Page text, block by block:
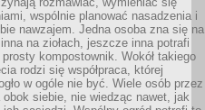
wspólnie planować nasadzenia i
nawzajem. Jedna osoba zna się na
na ziołach, jeszcze inna potrafi
kompostownik. Wokół takiego
rodzi się współpraca, której
w ogóle nie być. Wiele osób przez
siebie, nie wiedząc nawet, jak